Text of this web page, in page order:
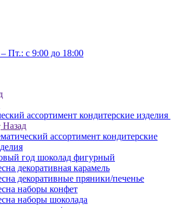
Пт.: с 9:00 до 18:00
ассортимент кондитерские изделия
Назад
ассортимент кондитерские
год шоколад фигурный
декоративная карамель
декоративные пряники/печенье
наборы конфет
наборы шоколада